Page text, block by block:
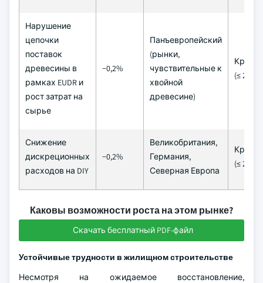
Нарушение
цепочки
поставок
древесины в
рамках EUDR и
рост затрат на
сырье
−0,2%
Панъевропейский
(рынки,
чувствительные к
хвойной
древесине)
(≤ 2
Снижение
дискреционных
расходов на DIY
−0,2%
Великобритания,
Германия,
Северная Европа
(≤ 2
Каковы возможности роста на этом рынке?
Скачать бесплатный PDF-файл
Устойчивые трудности в жилищном строительстве
Несмотря на ожидаемое восстановление,